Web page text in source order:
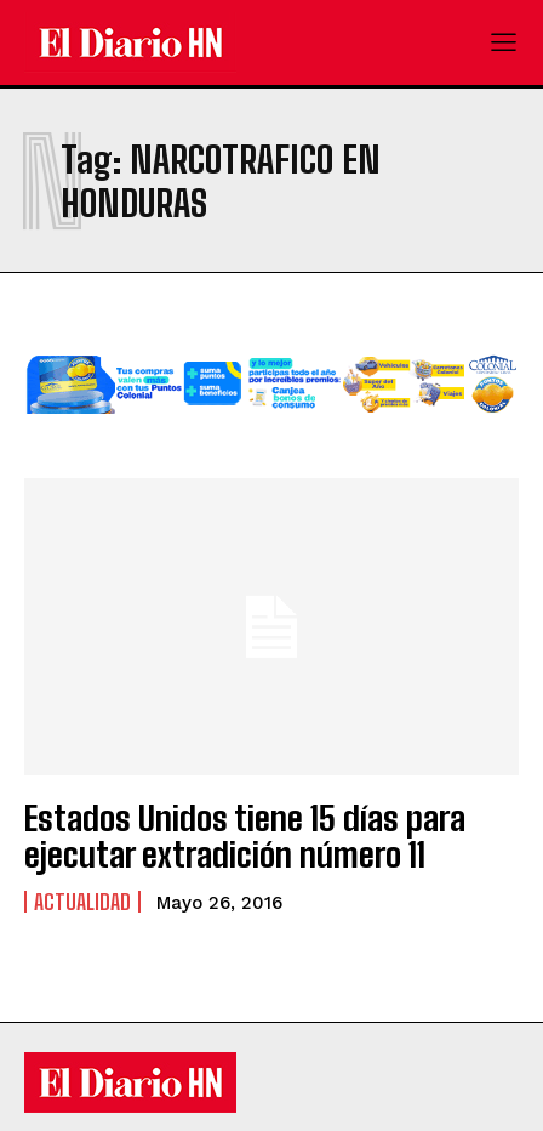
Tag: NARCOTRAFICO EN
HONDURAS
N
Estados Unidos tiene 15 días para
ejecutar extradición número 11
ACTUALIDAD Mayo 26, 2016